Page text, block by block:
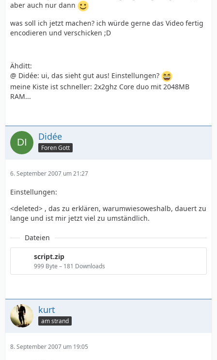
aber auch nur dann
was soll ich jetzt machen? ich würde gerne das Video fertig
encodieren und verschicken ;D
Ähditt:
@ Didée: ui, das sieht gut aus! Einstellungen?
meine Kiste ist schneller: 2x2ghz Core duo mit 2048MB
RAM...
Didée
Foren Gott
6. September 2007 um 21:27
Einstellungen:
<deleted> , das zu erklären, warumwiesoweshalb, dauert zu
lange und ist mir jetzt viel zu umständlich.
Dateien
script.zip
999 Byte – 181 Downloads
kurt
am strand
8. September 2007 um 19:05